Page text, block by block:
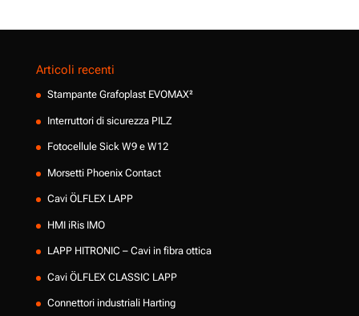
Articoli recenti
Stampante Grafoplast EVOMAX²
Interruttori di sicurezza PILZ
Fotocellule Sick W9 e W12
Morsetti Phoenix Contact
Cavi ÖLFLEX LAPP
HMI iRis IMO
LAPP HITRONIC – Cavi in fibra ottica
Cavi ÖLFLEX CLASSIC LAPP
Connettori industriali Harting